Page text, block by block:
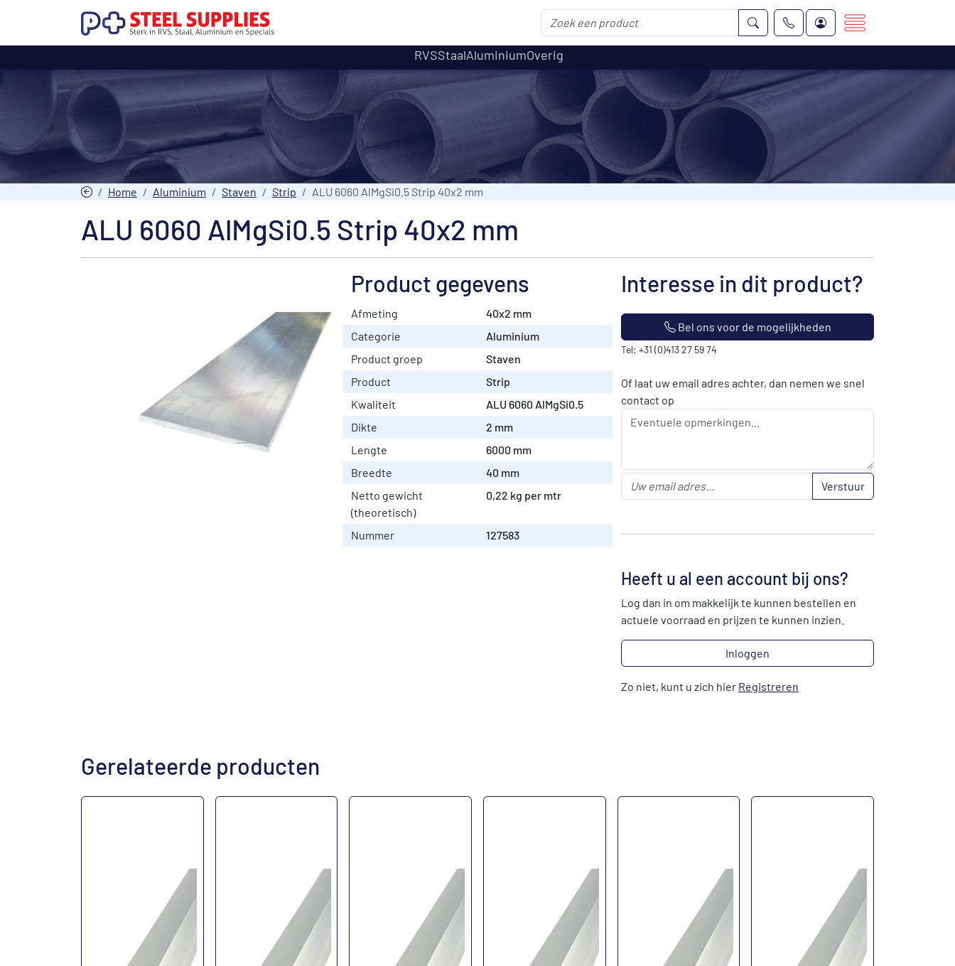
RVSStaalAluminiumOverig
Home Aluminium Staven Strip ALU 6060 AlMgSi0.5 Strip 40x2 mm
ALU 6060 AlMgSi0.5 Strip 40x2 mm
Product gegevens
Afmeting
40x2 mm
Categorie
Aluminium
Product groep
Staven
Product
Strip
Kwaliteit
ALU 6060 AlMgSi0.5
Dikte
2 mm
Lengte
6000 mm
Breedte
40 mm
Netto gewicht
(theoretisch)
0,22 kg per mtr
Nummer 127583
Interesse in dit product?
Bel ons voor de mogelijkheden
Tel: +31 (0)413 27 59 74
Of laat uw email adres achter, dan nemen we snel
contact op
Verstuur
Heeft u al een account bij ons?
Log dan in om makkelijk te kunnen bestellen en
actuele voorraad en prijzen te kunnen inzien.
Inloggen
Zo niet, kunt u zich hier Registreren
Gerelateerde producten